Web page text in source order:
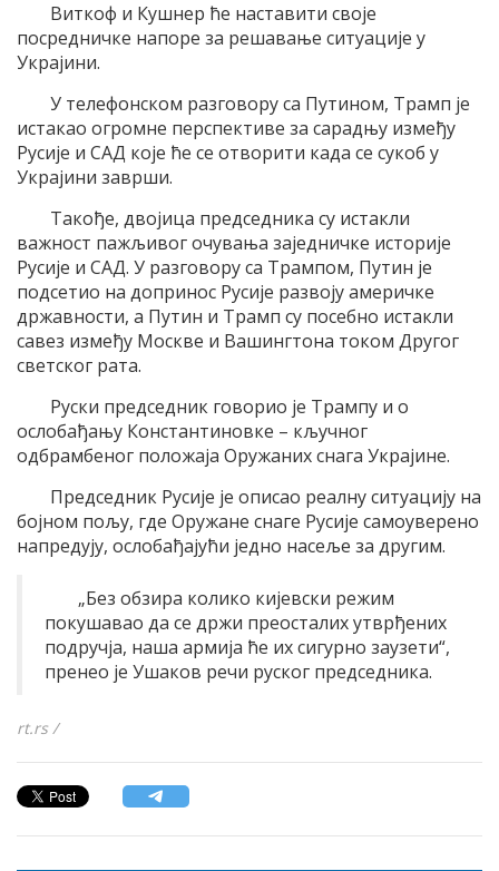
Виткоф и Кушнер ће наставити своје
посредничке напоре за решавање ситуације у
Украјини.
У телефонском разговору са Путином, Трамп је
истакао огромне перспективе за сарадњу између
Русије и САД које ће се отворити када се сукоб у
Украјини заврши.
Такође, двојица председника су истакли
важност пажљивог очувања заједничке историје
Русије и САД. У разговору са Трампом, Путин је
подсетио на допринос Русије развоју америчке
државности, а Путин и Трамп су посебно истакли
савез између Москве и Вашингтона током Другог
светског рата.
Руски председник говорио је Трампу и о
ослобађању Константиновке – кључног
одбрамбеног положаја Оружаних снага Украјине.
Председник Русије је описао реалну ситуацију на
бојном пољу, где Оружане снаге Русије самоуверено
напредују, ослобађајући једно насеље за другим.
„Без обзира колико кијевски режим
покушавао да се држи преосталих утврђених
подручја, наша армија ће их сигурно заузети“,
пренео је Ушаков речи руског председника.
rt.rs /